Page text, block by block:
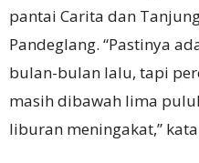
pantai Carita dan
Pandeglang. “Pastinya
bulan-bulan lalu, tapi
masih dibawah lima
liburan meningakat,”